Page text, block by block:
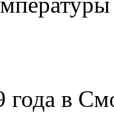
года в